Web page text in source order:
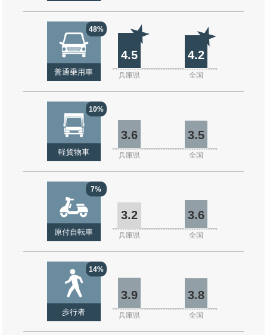
48%
普通乗用車
4.5 4.2
兵庫県 全国
10%
軽貨物車
3.6 3.5
兵庫県 全国
7%
原付自転車
3.2 3.6
兵庫県 全国
14%
歩行者
3.9 3.8
兵庫県 全国